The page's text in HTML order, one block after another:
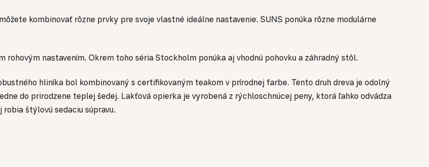
kombinovať rôzne prvky pre svoje vlastné ideálne nastavenie. SUNS ponúka rôzne modulárne
rohovým nastavením. Okrem toho séria Stockholm ponúka aj vhodnú pohovku a záhradný stôl.
hliníka bol kombinovaný s certifikovaným teakom v prírodnej farbe. Tento druh dreva je odolný
do prirodzene teplej šedej. Lakťová opierka je vyrobená z rýchloschnúcej peny, ktorá ľahko odvádza
štýlovú sedaciu súpravu.